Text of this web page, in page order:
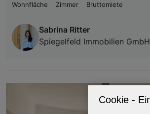
Wohnfläche
Zimmer Bruttomiete
Sabrina Ritter
Spiegelfeld Immobilien GmbH